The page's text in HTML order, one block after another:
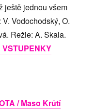
ještě jednou všem
Vodochodský, O.
Režie: A. Skala.
VSTUPENKY
/ Maso Krůtí